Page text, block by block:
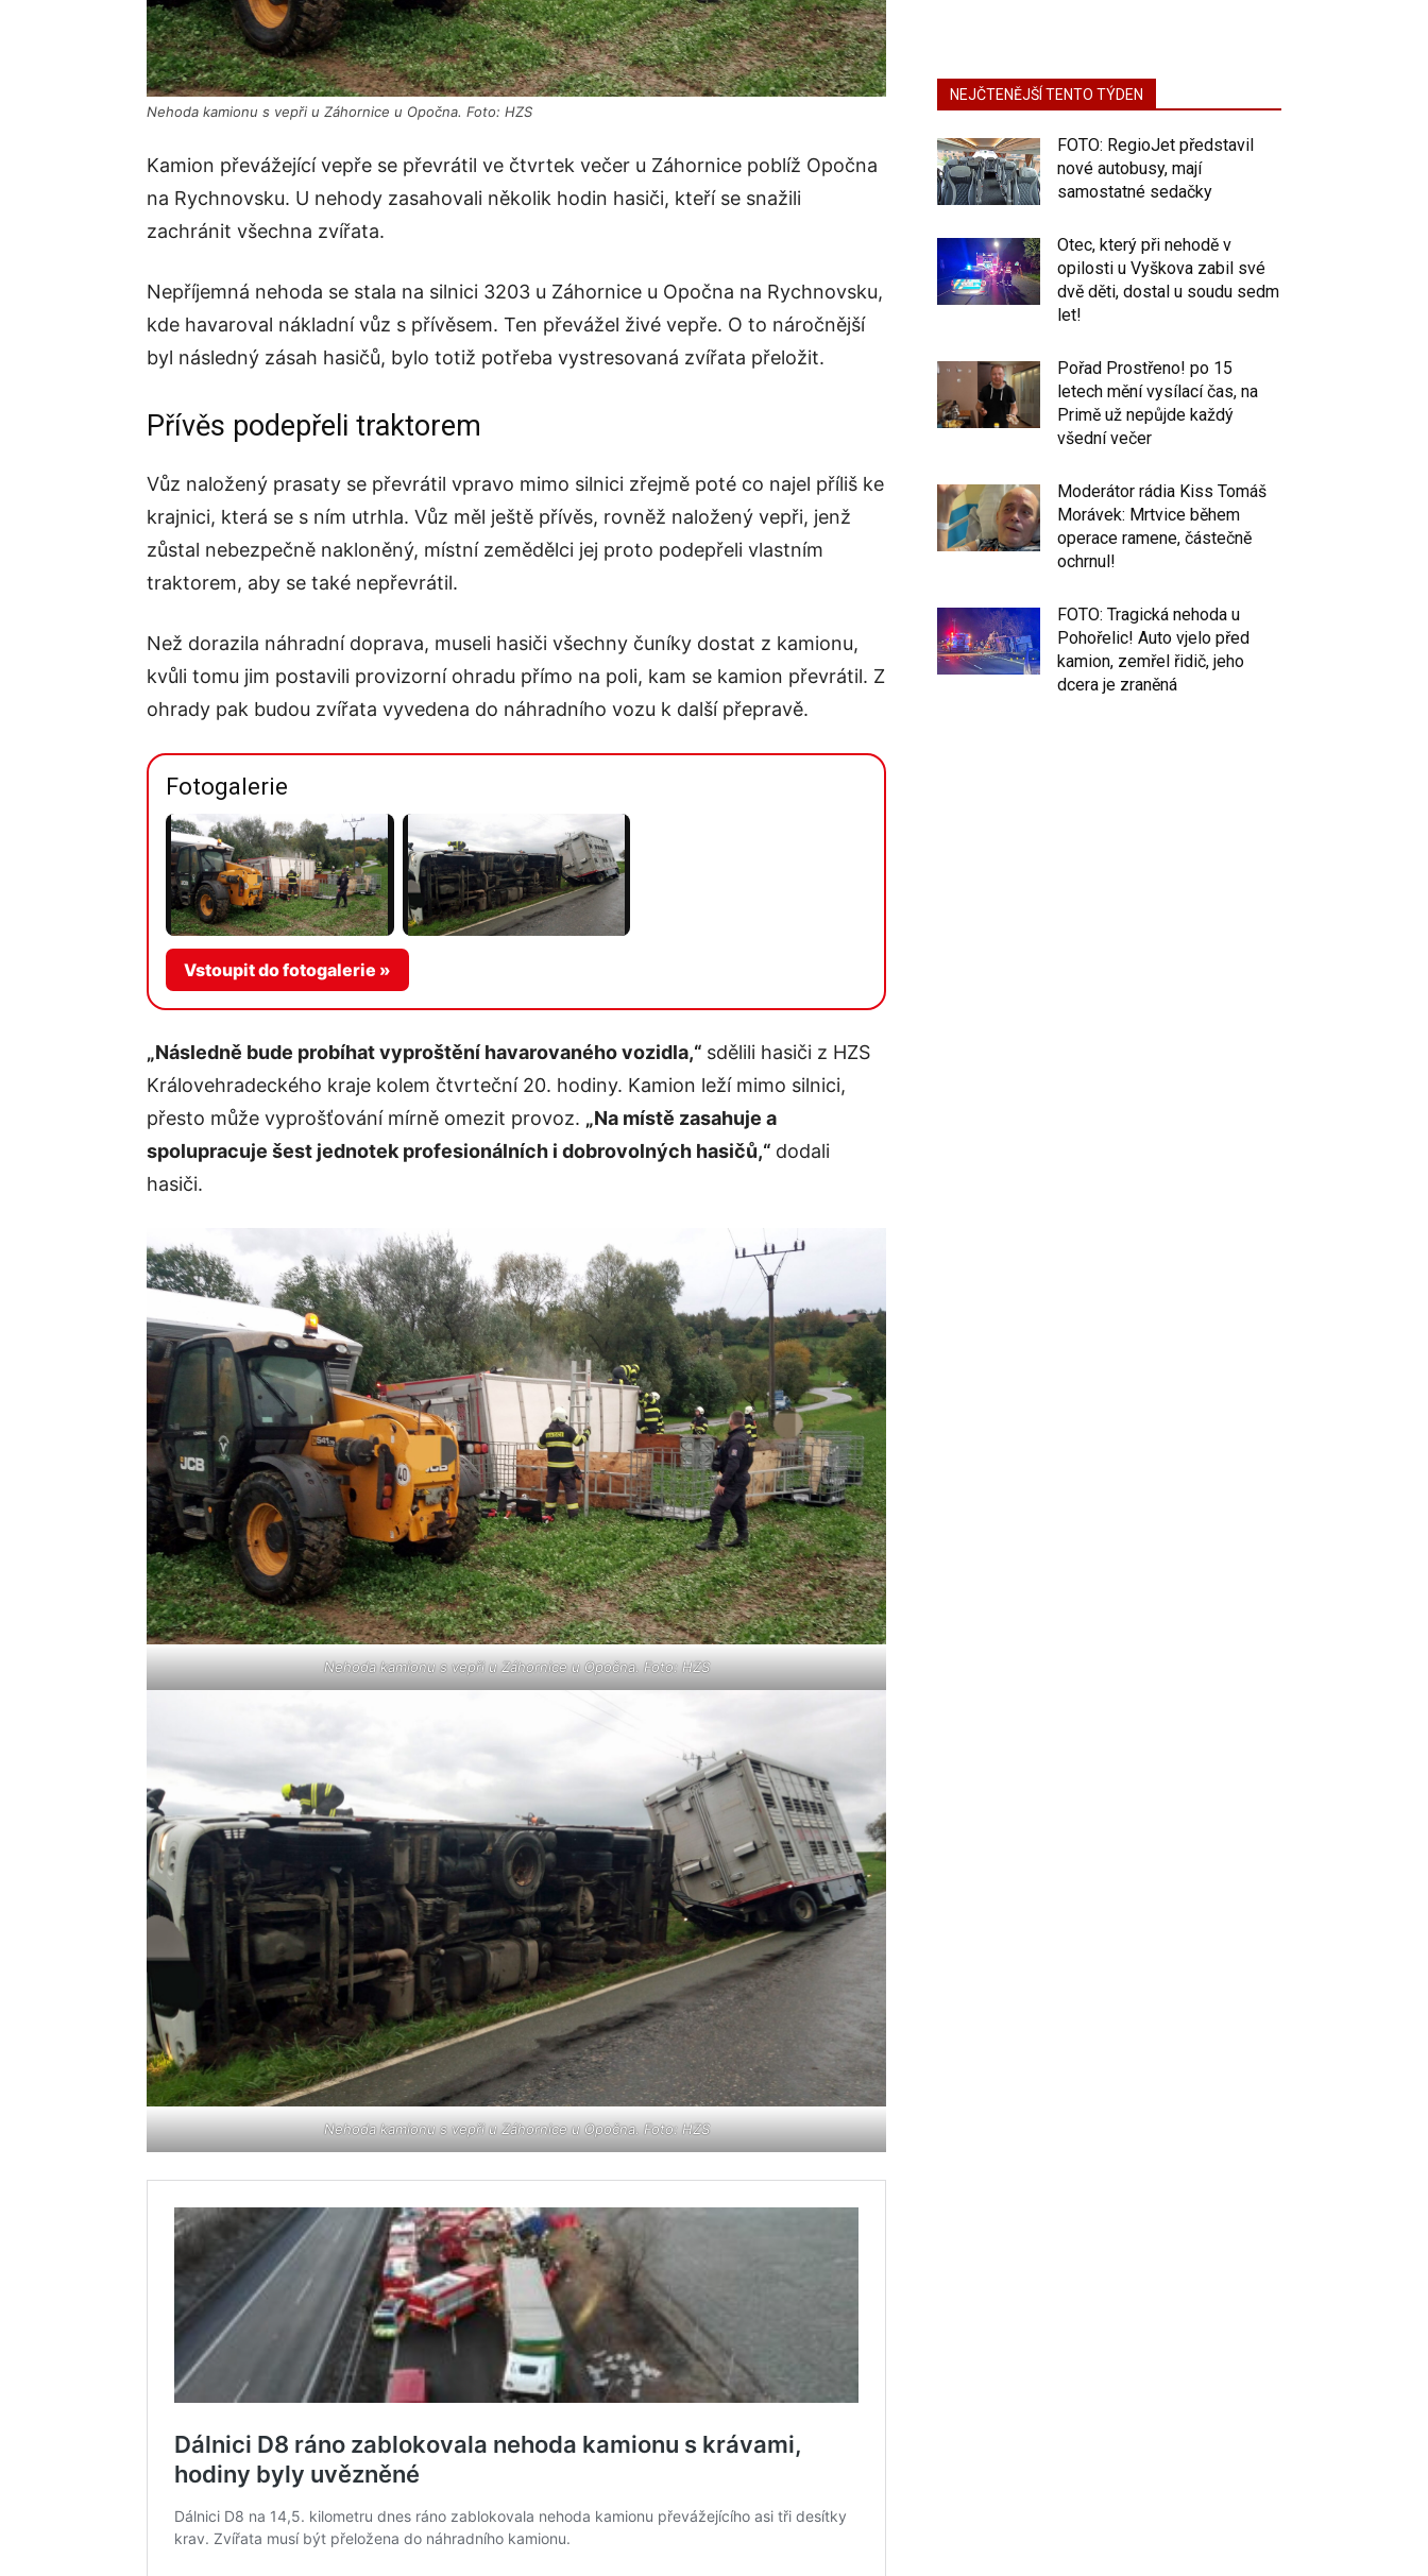
Nehoda kamionu s vepři u Záhornice u Opočna. Foto: HZS
Kamion převážející vepře se převrátil ve čtvrtek večer u Záhornice poblíž Opočna
na Rychnovsku. U nehody zasahovali několik hodin hasiči, kteří se snažili
zachránit všechna zvířata.
Nepříjemná nehoda se stala na silnici 3203 u Záhornice u Opočna na Rychnovsku,
kde havaroval nákladní vůz s přívěsem. Ten převážel živé vepře. O to náročnější
byl následný zásah hasičů, bylo totiž potřeba vystresovaná zvířata přeložit.
Přívěs podepřeli traktorem
Vůz naložený prasaty se převrátil vpravo mimo silnici zřejmě poté co najel příliš ke
krajnici, která se s ním utrhla. Vůz měl ještě přívěs, rovněž naložený vepři, jenž
zůstal nebezpečně nakloněný, místní zemědělci jej proto podepřeli vlastním
traktorem, aby se také nepřevrátil.
Než dorazila náhradní doprava, museli hasiči všechny čuníky dostat z kamionu,
kvůli tomu jim postavili provizorní ohradu přímo na poli, kam se kamion převrátil. Z
ohrady pak budou zvířata vyvedena do náhradního vozu k další přepravě.
Fotogalerie
Vstoupit do fotogalerie »
„Následně bude probíhat vyproštění havarovaného vozidla,“ sdělili hasiči z HZS
Královehradeckého kraje kolem čtvrteční 20. hodiny. Kamion leží mimo silnici,
přesto může vyprošťování mírně omezit provoz. „Na místě zasahuje a
spolupracuje šest jednotek profesionálních i dobrovolných hasičů,“ dodali
hasiči.
Nehoda kamionu s vepři u Záhornice u Opočna. Foto: HZS
Nehoda kamionu s vepři u Záhornice u Opočna. Foto: HZS
NEJČTENĚJŠÍ TENTO TÝDEN
FOTO: RegioJet představil
nové autobusy, mají
samostatné sedačky
Otec, který při nehodě v
opilosti u Vyškova zabil své
dvě děti, dostal u soudu sedm
let!
Pořad Prostřeno! po 15
letech mění vysílací čas, na
Primě už nepůjde každý
všední večer
Moderátor rádia Kiss Tomáš
Morávek: Mrtvice během
operace ramene, částečně
ochrnul!
FOTO: Tragická nehoda u
Pohořelic! Auto vjelo před
kamion, zemřel řidič, jeho
dcera je zraněná